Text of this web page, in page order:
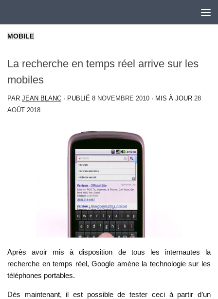
MOBILE
La recherche en temps réel arrive sur les
mobiles
PAR JEAN BLANC · PUBLIÉ 8 NOVEMBRE 2010 · MIS À JOUR 28
AOÛT 2018
Après avoir mis à disposition de tous les internautes la
recherche en temps réel, Google amène la technologie sur les
téléphones portables.
Dès maintenant, il est possible de tester ceci à partir d’un